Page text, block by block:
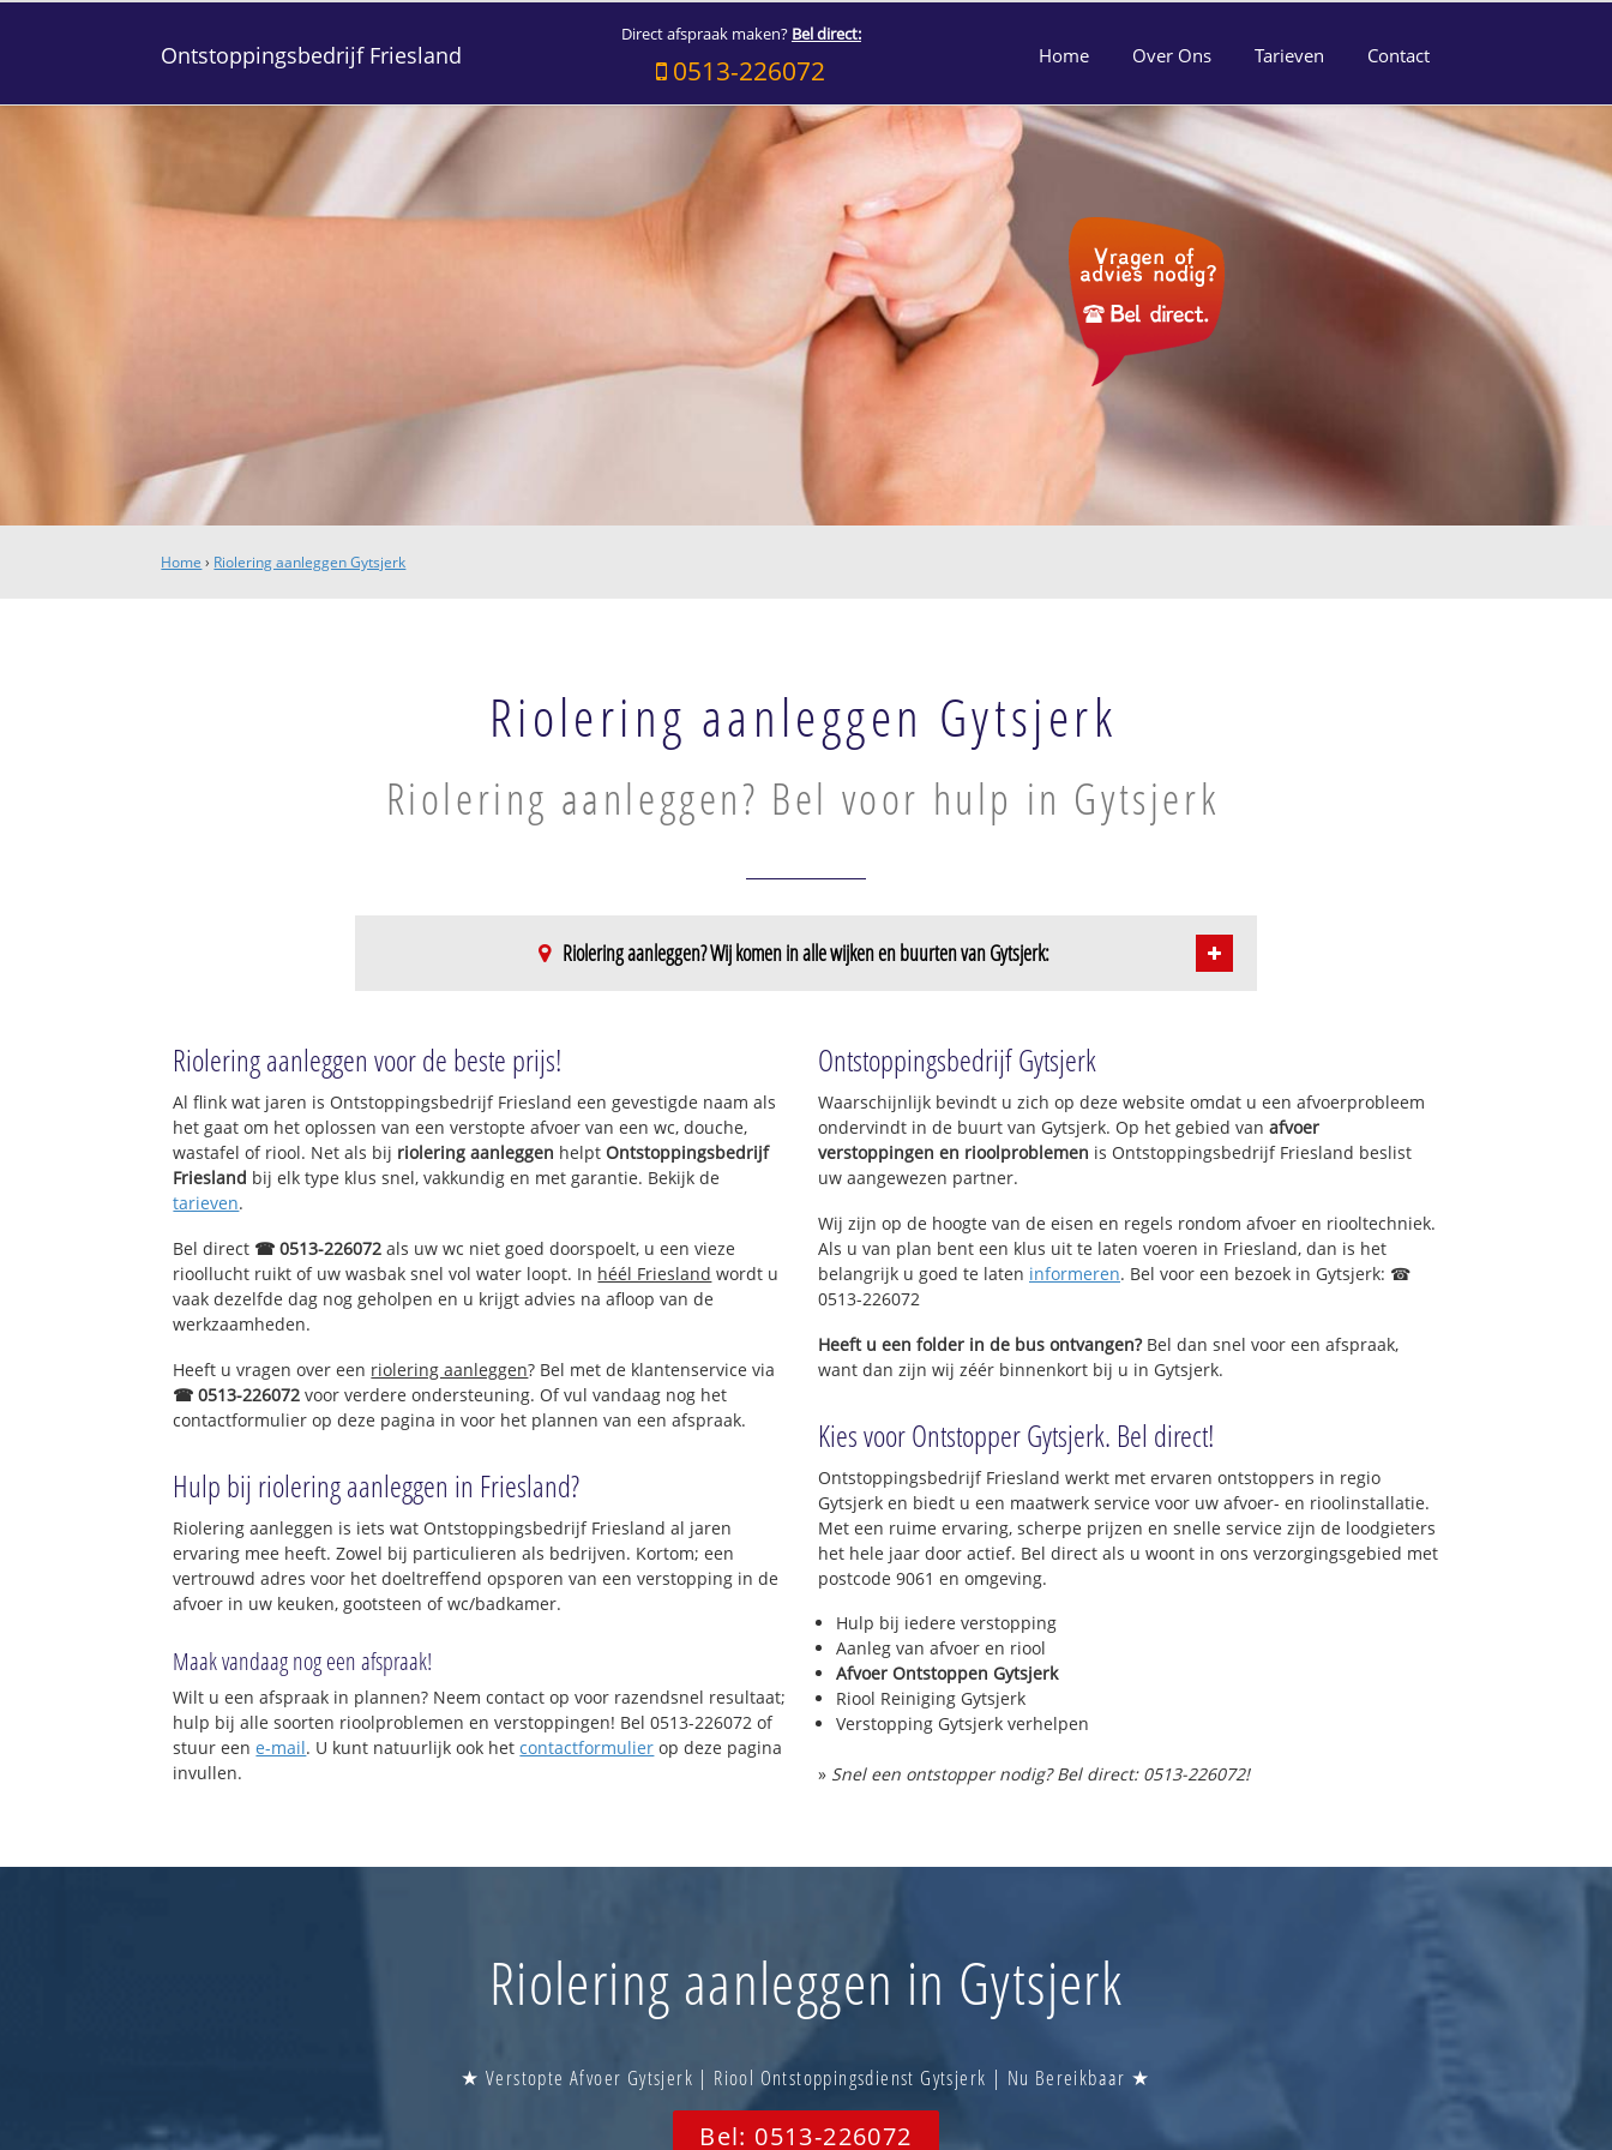
Ontstoppingsbedrijf Friesland
Direct afspraak maken? Bel direct:
0513-226072 Home Over Ons Tarieven Contact
Home › Riolering aanleggen Gytsjerk
Riolering aanleggen Gytsjerk
Riolering aanleggen? Bel voor hulp in Gytsjerk
Riolering aanleggen? Wij komen in alle wijken en buurten van Gytsjerk:
Gytsjerk
Riolering aanleggen voor de beste prijs!
Al flink wat jaren is Ontstoppingsbedrijf Friesland een gevestigde naam als
het gaat om het oplossen van een verstopte afvoer van een wc, douche,
wastafel of riool. Net als bij riolering aanleggen helptOntstoppingsbedrijf
Friesland bij elk type klus snel, vakkundig en met garantie. Bekijk de
tarieven.
Bel direct ☎ 0513-226072 als uw wc niet goed doorspoelt, u een vieze
rioollucht ruikt of uw wasbak snel vol water loopt. In héél Friesland wordt u
vaak dezelfde dag nog geholpen en u krijgt advies na afloop van de
werkzaamheden.
Heeft u vragen over een riolering aanleggen? Bel met de klantenservice via
☎ 0513-226072 voor verdere ondersteuning. Of vul vandaag nog het
contactformulier op deze pagina in voor het plannen van een afspraak.
Hulp bij riolering aanleggen in Friesland?
Riolering aanleggen is iets wat Ontstoppingsbedrijf Friesland al jaren
ervaring mee heeft. Zowel bij particulieren als bedrijven. Kortom; een
vertrouwd adres voor het doeltreffend opsporen van een verstopping in de
afvoer in uw keuken, gootsteen of wc/badkamer.
Maak vandaag nog een afspraak!
Wilt u een afspraak in plannen? Neem contact op voor razendsnel resultaat;
hulp bij alle soorten rioolproblemen en verstoppingen! Bel 0513-226072 of
stuur eene-mail. U kunt natuurlijk ook hetcontactformulier op deze pagina
invullen.
Ontstoppingsbedrijf Gytsjerk
Waarschijnlijk bevindt u zich op deze website omdat u een afvoerprobleem
ondervindt in de buurt van Gytsjerk. Op het gebied van afvoer
verstoppingen en rioolproblemen is Ontstoppingsbedrijf Friesland beslist
uw aangewezen partner.
Wij zijn op de hoogte van de eisen en regels rondom afvoer en riooltechniek.
Als u van plan bent een klus uit te laten voeren in Friesland, dan is het
belangrijk u goed te laten informeren. Bel voor een bezoek in Gytsjerk: ☎
0513-226072
Heeft u een folder in de bus ontvangen?Bel dan snel voor een afspraak,
want dan zijn wij zéér binnenkort bij u in Gytsjerk.
Kies voor Ontstopper Gytsjerk. Bel direct!
Ontstoppingsbedrijf Friesland werkt met ervaren ontstoppers in regio
Gytsjerk en biedt u een maatwerk service voor uw afvoer- en rioolinstallatie.
Met een ruime ervaring, scherpe prijzen en snelle service zijn de loodgieters
het hele jaar door actief. Bel direct als u woont in ons verzorgingsgebied met
postcode 9061 en omgeving.
Hulp bij iedere verstopping
Aanleg van afvoer en riool
Afvoer Ontstoppen Gytsjerk
Riool Reiniging Gytsjerk
Verstopping Gytsjerk verhelpen
» Snel een ontstopper nodig? Bel direct: 0513-226072!
Riolering aanleggen in Gytsjerk
★ Verstopte Afvoer Gytsjerk | Riool Ontstoppingsdienst Gytsjerk | Nu Bereikbaar ★
Bel: 0513-226072